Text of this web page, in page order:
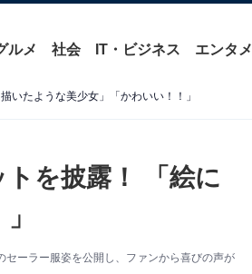
ルメ 社会 IT・ビジネス エンタメ
いたような美少女」「かわいい！！」
を披露！ 「絵に
ーラー服姿を公開し、ファンから喜びの声が